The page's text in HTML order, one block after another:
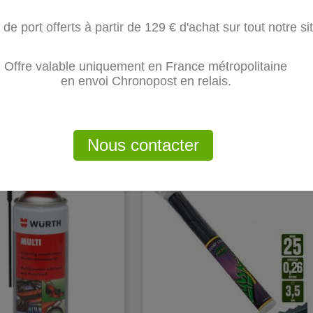
TRAPÉZOÏDALE. 13 MM X 760
: Nous contacter
Offre valable uniquement en France métropolitaine
en envoi Chronopost en relais.
de port offerts à partir de 129 € d'achat sur tout notre